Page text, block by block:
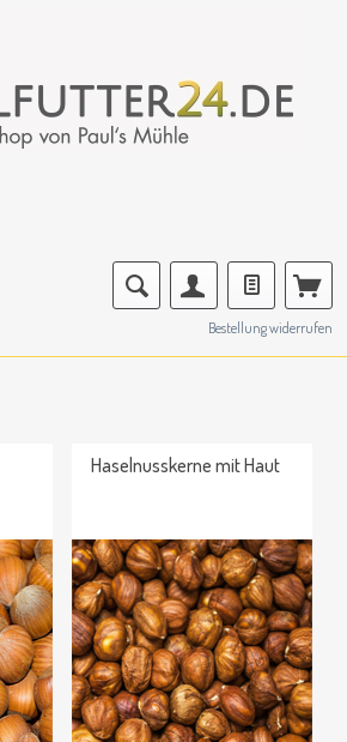
Bestellung widerrufen
Haselnusskerne mit Haut